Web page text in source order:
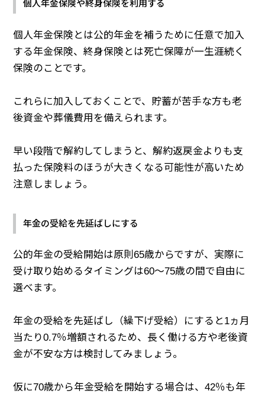
個人年金保険や終身保険を利用する
個人年金保険とは公的年金を補うために任意で加入
する年金保険、終身保険とは死亡保障が一生涯続く
保険のことです。
これらに加入しておくことで、貯蓄が苦手な方も老
後資金や葬儀費用を備えられます。
早い段階で解約してしまうと、解約返戻金よりも支
払った保険料のほうが大きくなる可能性が高いため
注意しましょう。
年金の受給を先延ばしにする
公的年金の受給開始は原則65歳からですが、実際に
受け取り始めるタイミングは60～75歳の間で自由に
選べます。
年金の受給を先延ばし（繰下げ受給）にすると1ヵ月
当たり0.7％増額されるため、長く働ける方や老後資
金が不安な方は検討してみましょう。
仮に70歳から年金受給を開始する場合は、42％も年